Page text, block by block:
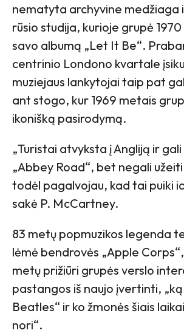
nematyta archyvine medžiaga
rūsio studija, kurioje grupė
savo albumą „Let It Be“.
centrinio Londono kvartale
muziejaus lankytojai taip pat
ant stogo, kur 1969 metais
ikonišką pasirodymą.
„Turistai atvyksta į Angliją ir
„Abbey Road“, bet negali
todėl pagalvojau, kad tai puiki
sakė P. McCartney.
83 metų popmuzikos legenda
lėmė bendrovės „Apple
metų prižiūri grupės verslo
pastangos iš naujo įvertinti,
Beatles“ ir ko žmonės šiais
nori“.